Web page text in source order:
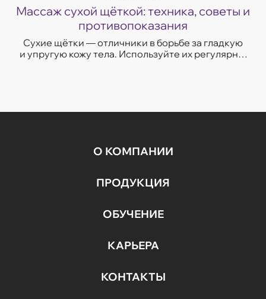
Массаж сухой щёткой: техника, советы и
противопоказания
Сухие щётки — отличники в борьбе за гладкую
и упругую кожу тела. Используйте их регулярно,
О КОМПАНИИ
ПРОДУКЦИЯ
ОБУЧЕНИЕ
КАРЬЕРА
КОНТАКТЫ